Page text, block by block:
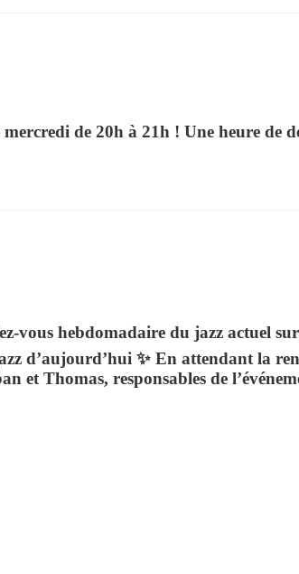
mercredi de 20h à 21h ! Une heure de
vous hebdomadaire du jazz actuel sur
d’aujourd’hui ✨ En attendant la
et Thomas, responsables de